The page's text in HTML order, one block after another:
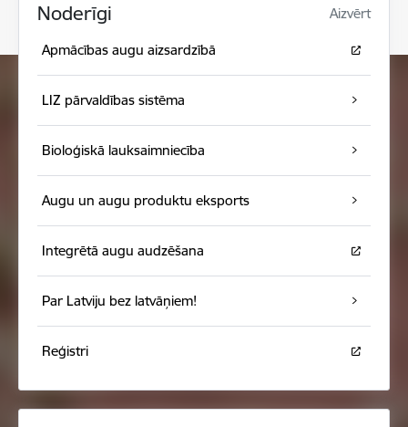
Noderīgi Aizvērt
Apmācības augu aizsardzībā
LIZ pārvaldības sistēma
Bioloģiskā lauksaimniecība
Augu un augu produktu eksports
Integrētā augu audzēšana
Par Latviju bez latvāņiem!
Reģistri